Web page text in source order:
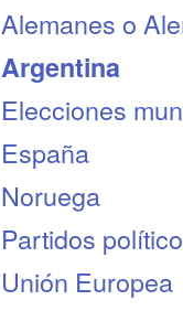
Alemanes o
Argentina
Elecciones
España
Noruega
Partidos
Unión Europea